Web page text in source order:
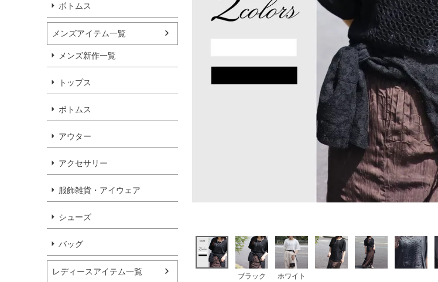
ボトムス
メンズアイテム一覧
メンズ新作一覧
トップス
ボトムス
アウター
アクセサリー
服飾雑貨・アイウェア
シューズ
バッグ
レディースアイテム一覧
ブラック ホワイト